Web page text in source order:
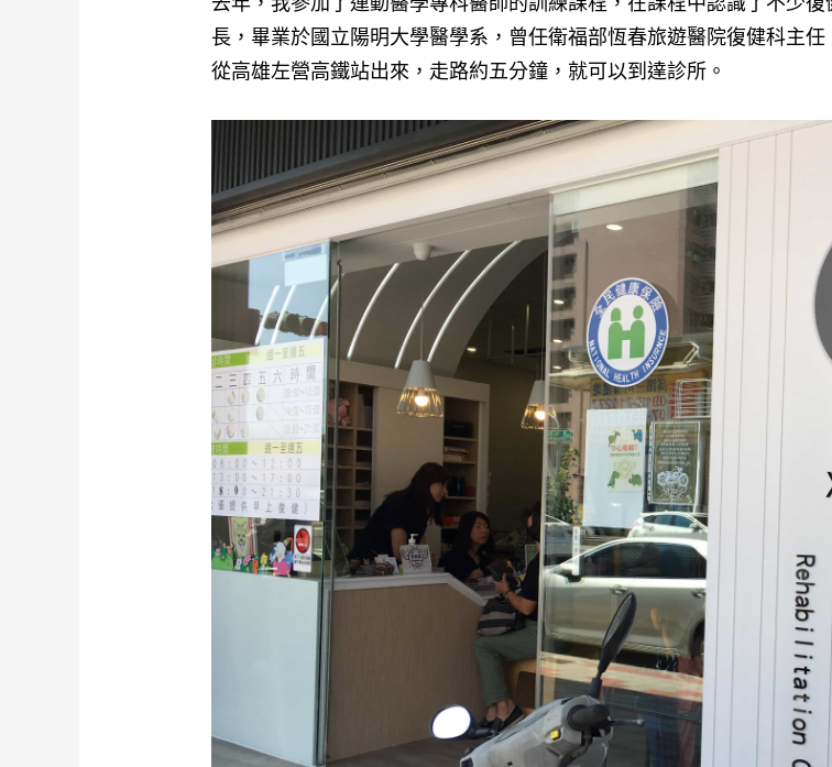
長，畢業於國立陽明大學醫學系，曾任衛福部恆春旅遊醫院復健科主
從高雄左營高鐵站出來，走路約五分鐘，就可以到達診所。